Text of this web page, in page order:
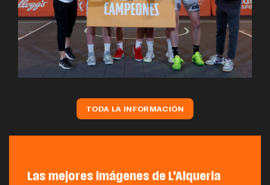
TODA LA INFORMACIÓN
Las mejores imágenes de L'Alqueria